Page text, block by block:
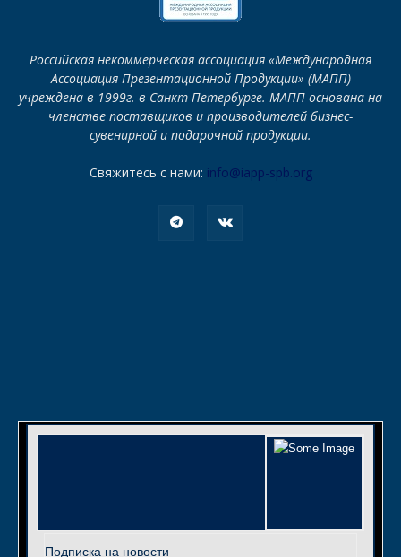
Российская некоммерческая ассоциация «Международная
Ассоциация Презентационной Продукции» (МАПП)
учреждена в 1999г. в Санкт-Петербурге. МАПП основана на
членстве поставщиков и производителей бизнес-
сувенирной и подарочной продукции.
Свяжитесь с нами: info@iapp-spb.org
Подписка на новости